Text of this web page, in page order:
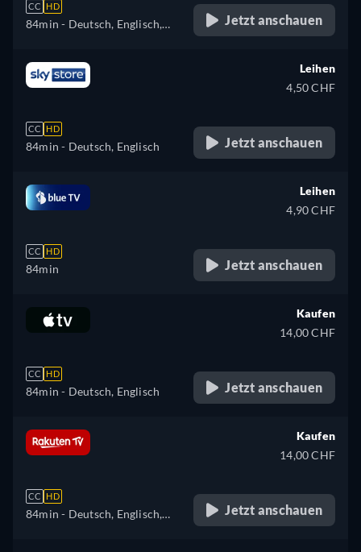
CC HD
84min - Deutsch, Englisch,
Jetzt anschauen
CC HD
84min - Deutsch, Englisch
Leihen
4,50 CHF
Jetzt anschauen
CC HD
84min
Leihen
4,90 CHF
Jetzt anschauen
CC HD
84min - Deutsch, Englisch
Kaufen
14,00 CHF
Jetzt anschauen
CC HD
84min - Deutsch, Englisch,
Kaufen
14,00 CHF
Jetzt anschauen